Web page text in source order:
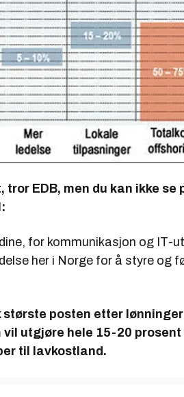
EDB, men du kan ikke se
for kommunikasjon og IT-
her i Norge for å styre og
posten etter lønninger
utgjøre hele 15-20 prosent
til lavkostland.